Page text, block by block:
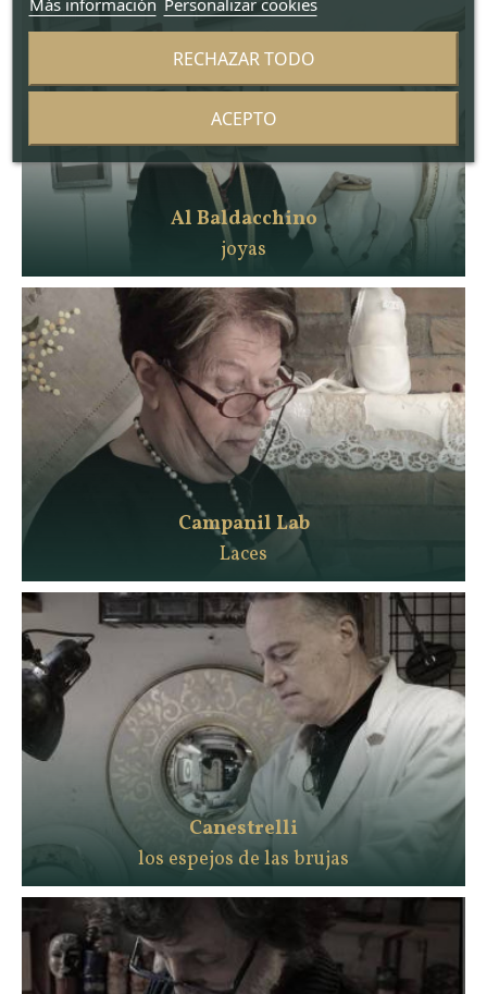
Al Baldacchino
joyas
Campanil Lab
Laces
Canestrelli
los espejos de las brujas
Más información Personalizar cookies
RECHAZAR TODO
ACEPTO